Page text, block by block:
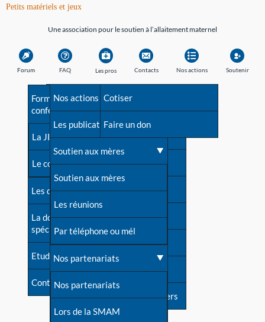
Petits matériels et jeux
Une association pour le soutien à l’allaitement maternel
Forum FAQ
Avant la naissance
Les débuts
Une difficulté d'allaitement ?
Cas particuliers
Mythes et vérités
Devenir animatrice ?
Une question sur le site
Les pros
Formations et
conférences
La JIA
Le congrès
Les dossiers de l'allaitement
La documentation
spécialisée
Etudes récentes
Contact
Contacts
Besoin d'aide?
Répertoire de tous les
contacts
Contact presse
Dossier de presse
Soutenir LLL
Livre d'or
Forum
S'inscrire à nos newsletters
Nos actions
Nos actions
Les publications
Soutien aux mères
Soutien aux mères
Les réunions
Par téléphone ou mél
Nos partenariats
Nos partenariats
Lors de la SMAM
Soutenir
Cotiser
Faire un don